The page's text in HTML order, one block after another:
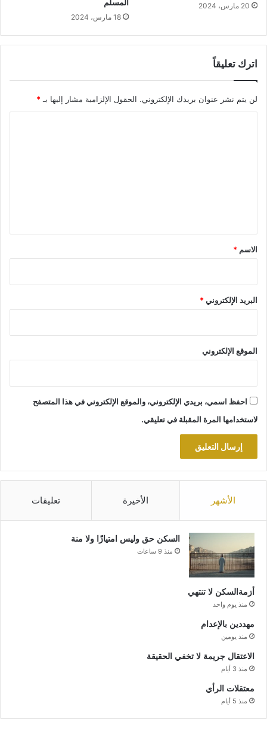
20 مارس، 2024
المسلم
18 مارس، 2024
اترك تعليقاً
لن يتم نشر عنوان بريدك الإلكتروني. الحقول الإلزامية مشار إليها بـ *
*
الاسم *
البريد الإلكتروني*
الموقع الإلكتروني
احفظ اسمي، بريدي الإلكتروني، والموقع الإلكتروني في هذا المتصفح
لاستخدامها المرة المقبلة في تعليقي.
الأشهر الأخيرة تعليقات
السكن حق وليس امتيازًا ولا منة
منذ 9 ساعات
أزمةالسكن لا تنتهي
منذ يوم واحد
مهددين بالإعدام
منذ يومين
الاعتقال جريمة لا تخفي الحقيقة
منذ 3 أيام
معتقلات الرأي
منذ 5 أيام